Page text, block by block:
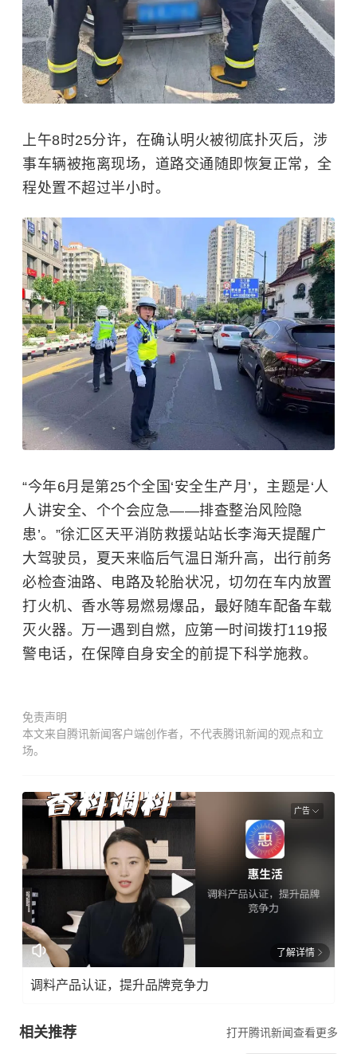
上午8时25分许，在确认明火被彻底扑灭后，涉
事车辆被拖离现场，道路交通随即恢复正常，全
程处置不超过半小时。
“今年6月是第25个全国‘安全生产月 ’，主题是‘人
人讲安全、个个会应急——排查整治风险隐
患’。”徐汇区天平消防救援站站长李海天提醒广
大驾驶员，夏天来临后气温日渐升高，出行前务
必检查油路、电路及轮胎状况，切勿在车内放置
打火机、香水等易燃易爆品，最好随车配备车载
灭火器。万一遇到自燃，应第一时间拨打119报
警电话，在保障自身安全的前提下科学施救。
免责声明
本文来自腾讯新闻客户端创作者，不代表腾讯新闻的观点和立
场。
广告
了解详情
调料产品认证，提升品牌竞争力
相关推荐 打开腾讯新闻查看更多